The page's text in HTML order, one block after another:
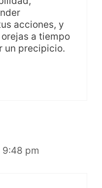
acciones, y
a tiempo
un precipicio.
pm